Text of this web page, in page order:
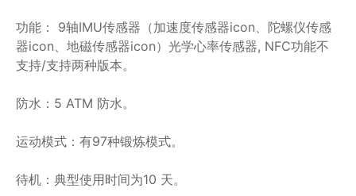
功能： 9轴IMU传感器（加速度传感器icon、陀螺仪传感
器icon、地磁传感器icon）光学心率传感器, NFC功能不
支持/支持两种版本。
防水：5 ATM 防水。
运动模式：有97种锻炼模式。
待机：典型使用时间为10 天。